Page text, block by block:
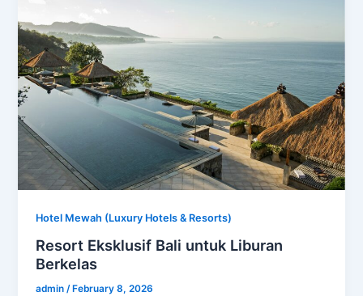
Hotel Mewah (Luxury Hotels & Resorts)
Resort Eksklusif Bali untuk Liburan
Berkelas
admin/ February 8, 2026